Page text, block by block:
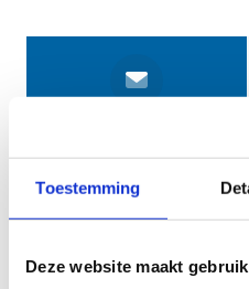
Toestemming
Deze website maakt